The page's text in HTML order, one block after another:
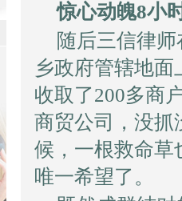
惊心动魄8小
随后三信律
乡政府管辖地
收取了200多商
商贸公司，没抓
候，一根救命草
唯一希望了。